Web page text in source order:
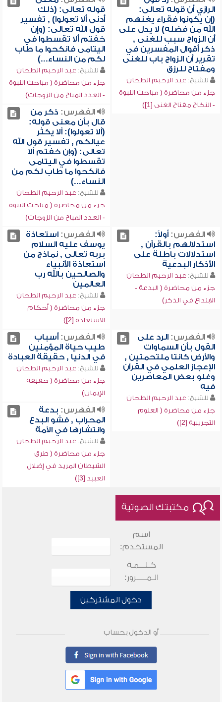
الرازي أن قوله تعالى:
(إن يكونوا فقراء يغنهم
الله من فضله) لا يدل على
أن الزواج سبب للغنى ,
ذكر أقوال المفسرين في
تقرير أن الزواج باب للغنى
ومفتاح للرزق
للشيخ: عبد الرحيم الطحان
جزء من محاضرة ( مباحث النبوة
- النكاح مفتاح الغنى [1])
قوله تعالى: (ذلك
أدنى ألا تعولوا) , تفسير
قول الله تعالى: (وإن
خفتم ألا تقسطوا في
اليتامى فانكحوا ما طاب
لكم من النساء...)
للشيخ: عبد الرحيم الطحان
جزء من محاضرة ( مباحث النبوة
- العدد المباح من الزوجات)
الفهرس: ذكر من
قال بأن معنى قوله:
(ألا تعولوا): ألا يكثر
عيالكم , تفسير قول الله
تعالى: (وإن خفتم ألا
تقسطوا في اليتامى
فانكحوا ما طاب لكم من
النساء...)
للشيخ: عبد الرحيم الطحان
جزء من محاضرة ( مباحث النبوة
- العدد المباح من الزوجات)
الفهرس:أولاً:
استدلالهم بالقرآن ,
استدلالات باطلة على
الأذكار البدعية
للشيخ: عبد الرحيم الطحان
جزء من محاضرة ( البدعة -
الابتداع في الذكر)
الفهرس:استعاذة
يوسف عليه السلام
بربه تعالى , نماذج من
استعاذة الأنبياء
والصالحين بالله رب
العالمين
للشيخ: عبد الرحيم الطحان
جزء من محاضرة ( أحكام
الاستعاذة [2])
الفهرس:الرد على
القول بأن السماوات
والأرض كانتا ملتحمتين ,
الإعجاز العلمي في القرآن
وغلو بعض المعاصرين
فيه
للشيخ: عبد الرحيم الطحان
جزء من محاضرة ( العلوم
التجريبية [2])
الفهرس:أسباب
طيب حياة المؤمنين
في الدنيا , حقيقة العبادة
للشيخ: عبد الرحيم الطحان
جزء من محاضرة ( حقيقة
الإيمان)
الفهرس: بدعة
المحراب , فشو البدع
وانتشارها في الأمة
للشيخ: عبد الرحيم الطحان
جزء من محاضرة ( طرق
الشيطان المريد في إضلال
العبيد [3])
مكتبتك الصوتية
اسم
المستخدم:
كـلـــمـة
الـمـــــرور:
دخول المشتركين
أو الدخول بحساب